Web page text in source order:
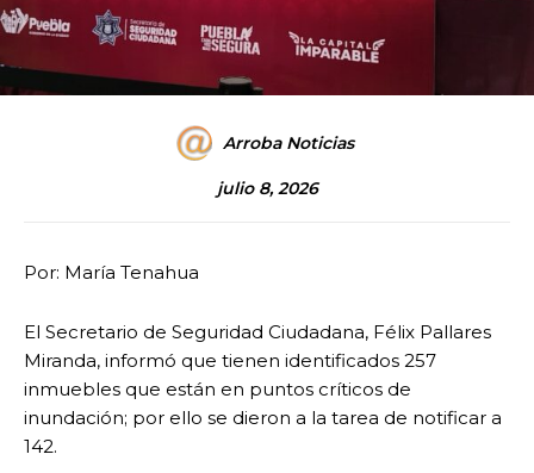
Arroba Noticias
julio 8, 2026
Por: María Tenahua
El Secretario de Seguridad Ciudadana, Félix Pallares
Miranda, informó que tienen identificados 257
inmuebles que están en puntos críticos de
inundación; por ello se dieron a la tarea de notificar a
142.